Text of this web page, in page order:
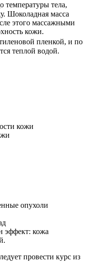
температуры тела,
Шоколадная масса
этого массажными
кожи.
пленкой, и по
теплой водой.
кожи
опухоли
эффект: кожа
провести курс из